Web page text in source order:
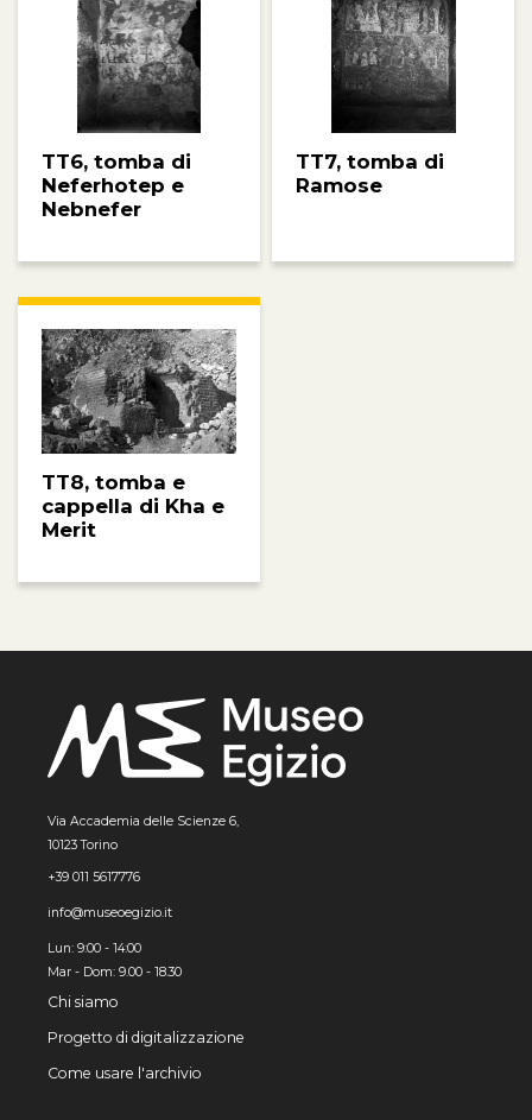
TT6, tomba di
Neferhotep e
Nebnefer
TT7, tomba di
Ramose
TT8, tomba e
cappella di Kha e
Merit
Via Accademia delle Scienze 6,
10123 Torino
+39 011 5617776
info@museoegizio.it
Lun: 9:00 - 14:00
Mar - Dom: 9.00 - 18.30
Chi siamo
Progetto di digitalizzazione
Come usare l'archivio